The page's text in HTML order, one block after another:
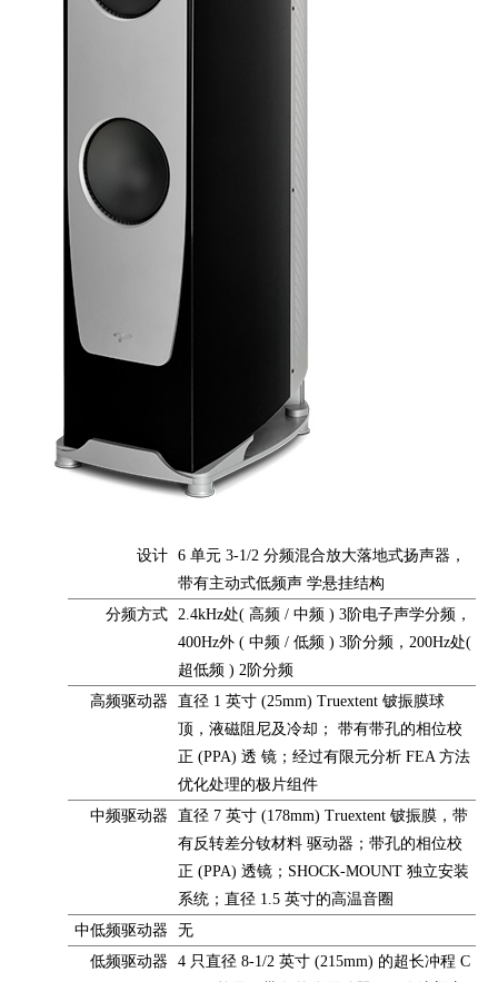
设计
6 单元 3-1/2 分频混合放大落地式扬声器，
带有主动式低频声 学悬挂结构
分频方式
2.4kHz处( 高频 / 中频 ) 3阶电子声学分频，
400Hz外 ( 中频 / 低频 ) 3阶分频，200Hz处(
超低频 ) 2阶分频
高频驱动器
直径 1 英寸 (25mm) Truextent 铍振膜球
顶，液磁阻尼及冷却； 带有带孔的相位校
正 (PPA) 透 镜；经过有限元分析 FEA 方法
优化处理的极片组件
中频驱动器
直径 7 英寸 (178mm) Truextent 铍振膜，带
有反转差分钕材料 驱动器；带孔的相位校
正 (PPA) 透镜；SHOCK-MOUNT 独立安装
系统；直径 1.5 英寸的高温音圈
中低频驱动器
无
低频驱动器
4 只直径 8-1/2 英寸 (215mm) 的超长冲程 C